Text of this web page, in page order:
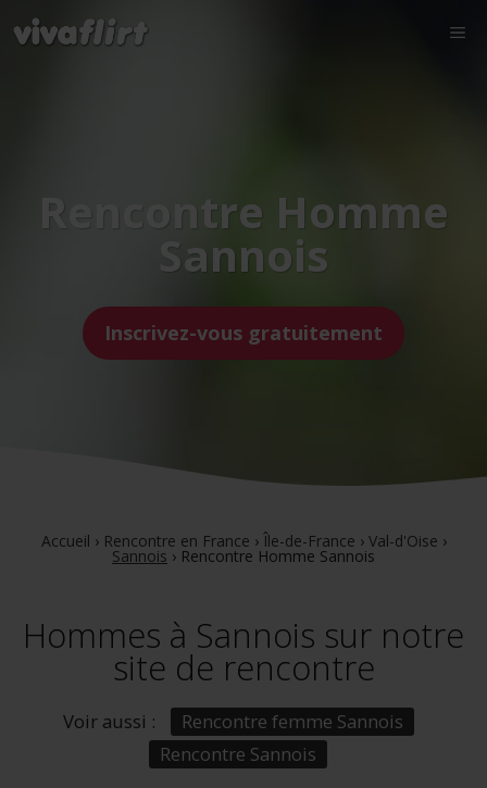
Rencontre Homme
Sannois
Inscrivez-vous gratuitement
Accueil › Rencontre en France › Île-de-France › Val-d'Oise ›
Sannois › Rencontre Homme Sannois
Hommes à Sannois sur notre
site de rencontre
Voir aussi :
Rencontre femme Sannois
Rencontre Sannois